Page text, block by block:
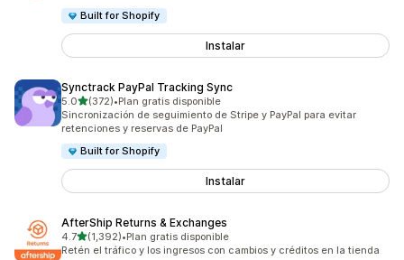
Built for Shopify
Instalar
Synctrack PayPal Tracking Sync
5.0de 5 estrellas
(372)
372 reseñas en total
•Plan gratis disponible
Sincronización de seguimiento de Stripe y PayPal para evitar
retenciones y reservas de PayPal
Built for Shopify
Instalar
AfterShip Returns & Exchanges
4.7de 5 estrellas
(1,392)
1392 reseñas en total
•Plan gratis disponible
Retén el tráfico y los ingresos con cambios y créditos en la tienda